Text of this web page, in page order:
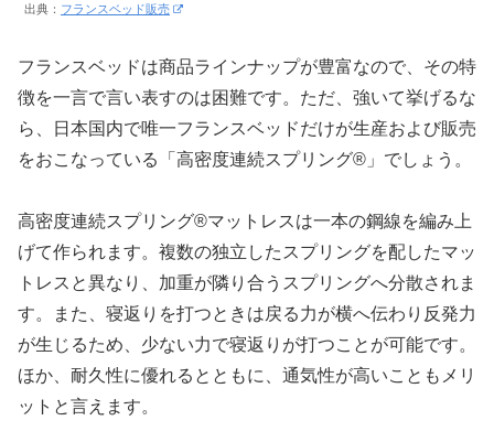
出典： フランスベッド販売
フランスベッドは商品ラインナップが豊富なので、その特
徴を一言で言い表すのは困難です。ただ、強いて挙げるな
ら、日本国内で唯一フランスベッドだけが生産および販売
をおこなっている「高密度連続スプリング®」でしょう。
高密度連続スプリング®マットレスは一本の鋼線を編み上
げて作られます。複数の独立したスプリングを配したマッ
トレスと異なり、加重が隣り合うスプリングへ分散されま
す。また、寝返りを打つときは戻る力が横へ伝わり反発力
が生じるため、少ない力で寝返りが打つことが可能です。
ほか、耐久性に優れるとともに、通気性が高いこともメリ
ットと言えます。